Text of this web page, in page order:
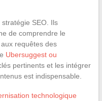
SEO. Ils
de comprendre le
aux requêtes des
Ubersuggest ou
pertinents et les intégrer
est indispensable.
technologique